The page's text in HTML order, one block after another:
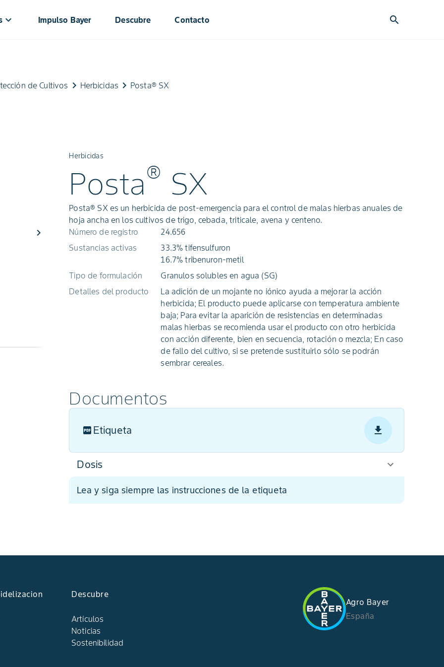
keyboard_arrow_down Impulso Bayer Descubre Contacto search
de Cultivos keyboard_arrow_right Herbicidas keyboard_arrow_right Posta® SX
chevron_right
Herbicidas
Posta® SX
Posta® SX es un herbicida de post-emergencia para el control de malas hierbas anuales de
hoja ancha en los cultivos de trigo, cebada, triticale, avena y centeno.
Número de registro
24.656
Sustancias activas
33.3% tifensulfuron
16.7% tribenuron-metil
Tipo de formulación
Granulos solubles en agua (SG)
Detalles del producto
La adición de un mojante no iónico ayuda a mejorar la acción
herbicida; El producto puede aplicarse con temperatura ambiente
baja; Para evitar la aparición de resistencias en determinadas
malas hierbas se recomienda usar el producto con otro herbicida
con acción diferente, bien en secuencia, rotación o mezcla; En caso
de fallo del cultivo, si se pretende sustituirlo sólo se podrán
sembrar cereales.
Documentos
Etiqueta
Dosis
Lea y siga siempre las instrucciones de la etiqueta
Descubre
Artículos
Noticias
Sostenibilidad
Agro Bayer
España